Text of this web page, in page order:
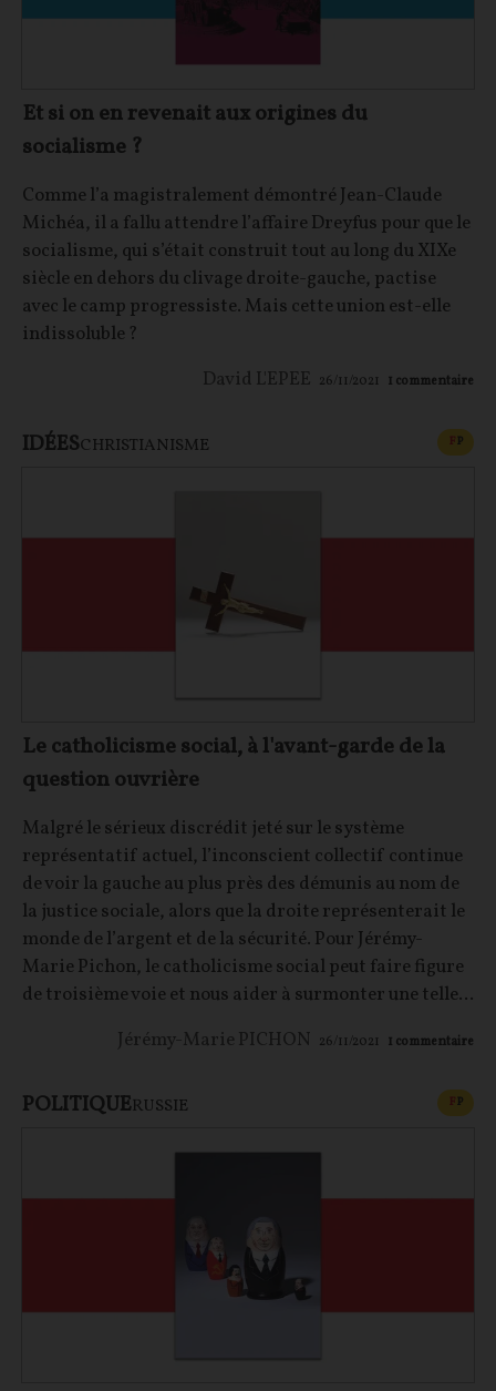
Et si on en revenait aux origines du
socialisme ?
Comme l’a magistralement démontré Jean-Claude
Michéa, il a fallu attendre l’affaire Dreyfus pour que le
socialisme, qui s’était construit tout au long du XIXe
siècle en dehors du clivage droite-gauche, pactise
avec le camp progressiste. Mais cette union est-elle
indissoluble ?
David L'EPEE 26/11/2021 1 commentaire
IDÉESCHRISTIANISME FP
Le catholicisme social, à l'avant-garde de la
question ouvrière
Malgré le sérieux discrédit jeté sur le système
représentatif actuel, l’inconscient collectif continue
de voir la gauche au plus près des démunis au nom de
la justice sociale, alors que la droite représenterait le
monde de l’argent et de la sécurité. Pour Jérémy-
Marie Pichon, le catholicisme social peut faire figure
de troisième voie et nous aider à surmonter une telle...
Jérémy-Marie PICHON 26/11/2021 1 commentaire
POLITIQUERUSSIE FP